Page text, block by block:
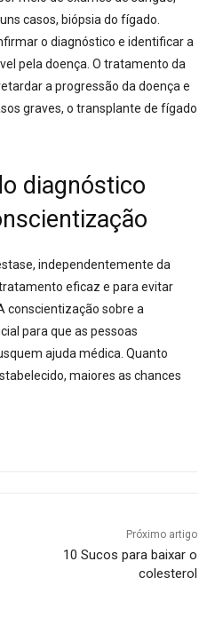
casos, biópsia do fígado.
o diagnóstico e identificar a
pela doença. O tratamento da
a progressão da doença e
graves, o transplante de fígado
diagnóstico
independentemente da
eficaz e para evitar
conscientização sobre a
para que as pessoas
ajuda médica. Quanto
maiores as chances
Próximo artigo
10 Sucos para baixar o
colesterol